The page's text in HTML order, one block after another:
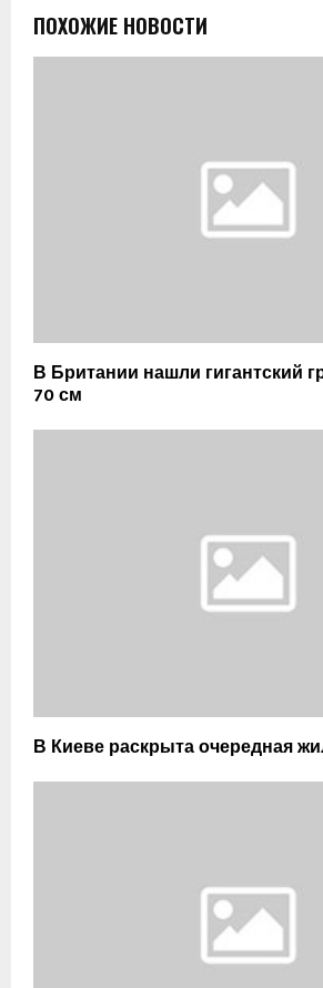
ПОХОЖИЕ НОВОСТИ
В Британии нашли гигантский
70 см
В Киеве раскрыта очередная